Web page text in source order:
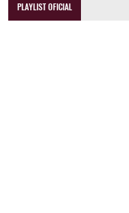
PLAYLIST OFICIAL